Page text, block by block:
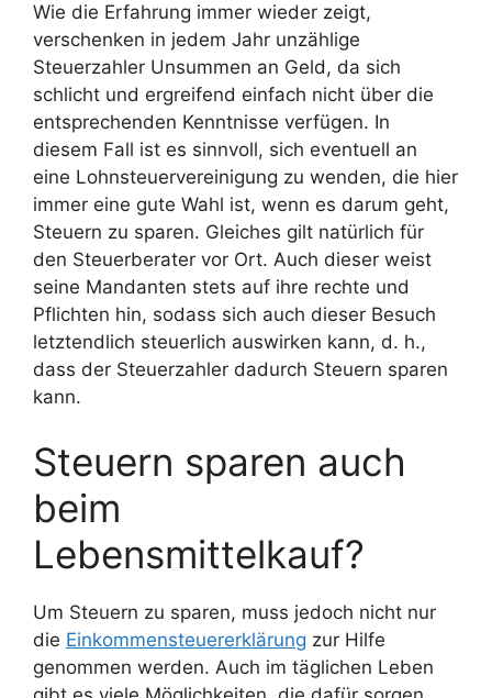
Wie die Erfahrung immer wieder zeigt,
verschenken in jedem Jahr unzählige
Steuerzahler Unsummen an Geld, da sich
schlicht und ergreifend einfach nicht über die
entsprechenden Kenntnisse verfügen. In
diesem Fall ist es sinnvoll, sich eventuell an
eine Lohnsteuervereinigung zu wenden, die hier
immer eine gute Wahl ist, wenn es darum geht,
Steuern zu sparen. Gleiches gilt natürlich für
den Steuerberater vor Ort. Auch dieser weist
seine Mandanten stets auf ihre rechte und
Pflichten hin, sodass sich auch dieser Besuch
letztendlich steuerlich auswirken kann, d. h.,
dass der Steuerzahler dadurch Steuern sparen
kann.
Steuern sparen auch
beim
Lebensmittelkauf?
Um Steuern zu sparen, muss jedoch nicht nur
die Einkommensteuererklärung zur Hilfe
genommen werden. Auch im täglichen Leben